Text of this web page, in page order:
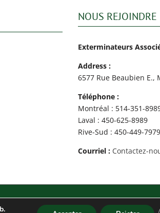
NOUS REJOINDRE
Exterminateurs
Address :
6577 Rue Beaubien E.,
Téléphone :
Montréal : 514-351-
Laval : 450-625-8989
Rive-Sud : 450-449-7979
Courriel : Contactez-